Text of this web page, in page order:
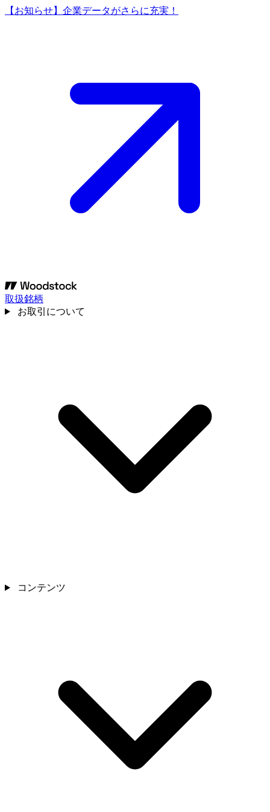
【お知らせ】企業データがさらに充実！
取扱銘柄
お取引について
コンテンツ